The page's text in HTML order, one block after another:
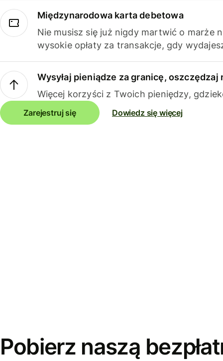
Międzynarodowa karta debetowa
Nie musisz się już nigdy martwić o marże
wysokie opłaty za transakcje, gdy
Wysyłaj pieniądze za granicę, oszczędzaj
Więcej korzyści z Twoich pieniędzy,
Zarejestruj się Dowiedz się więcej
Pobierz naszą